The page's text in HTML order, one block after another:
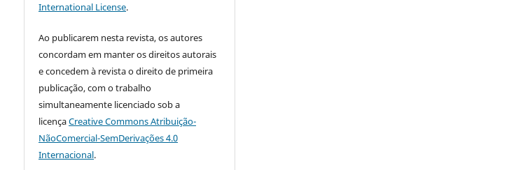
International License.
Ao publicarem nesta revista, os autores
concordam em manter os direitos autorais
e concedem à revista o direito de primeira
publicação, com o trabalho
simultaneamente licenciado sob a
licençaCreative Commons Atribuição-
NãoComercial-SemDerivações 4.0
Internacional.